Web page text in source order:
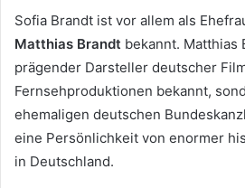
Sofia Brandt ist vor allem als
Matthias Brandt bekannt. Matthias
prägender Darsteller deutscher
Fernsehproduktionen bekannt,
ehemaligen deutschen
eine Persönlichkeit von enormer
in Deutschland.